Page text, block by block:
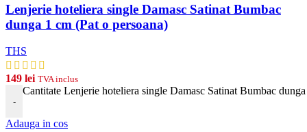
Lenjerie hoteliera single Damasc Satinat Bumbac
dunga 1 cm (Pat o persoana)
THS
149 lei TVA inclus
-
Cantitate Lenjerie hoteliera single Damasc Satinat Bumbac
Adauga in cos